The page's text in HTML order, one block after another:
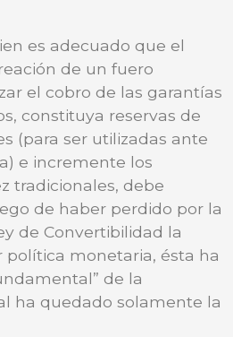
es adecuado que el
de un fuero
el cobro de las garantías
constituya reservas de
(para ser utilizadas ante
e incremente los
tradicionales, debe
de haber perdido por la
de Convertibilidad la
política monetaria, ésta ha
de la
ha quedado solamente la